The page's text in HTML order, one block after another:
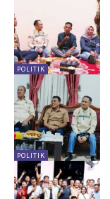
POLITIK
POLITIK